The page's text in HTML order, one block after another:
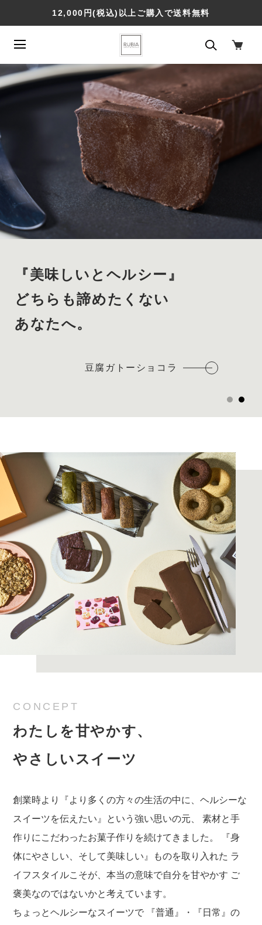
12,000円(税込)以上ご購入で送料無料
『美味しいとヘルシー』
どちらも諦めたくない
あなたへ。
豆腐ガトーショコラ
CONCEPT
わたしを甘やかす、
やさしいスイーツ
創業時より『より多くの方々の生活の中に、ヘルシーな
スイーツを伝えたい』という強い思いの元、
素材と手
作りにこだわったお菓子作りを続けてきました。
『身
体にやさしい、そして美味しい』ものを取り入れた ラ
イフスタイルこそが、本当の意味で自分を甘やかす ご
褒美なのではないかと考えています。
ちょっとヘルシーなスイーツで 『普通』・『日常』の